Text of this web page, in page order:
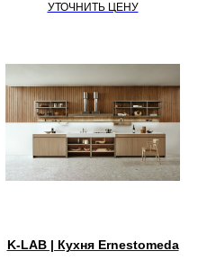
УТОЧНИТЬ ЦЕНУ
K-LAB | Кухня Ernestomeda